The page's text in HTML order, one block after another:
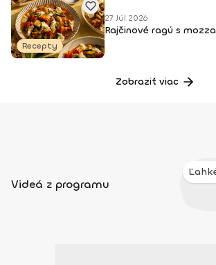
Recepty
27 Júl 2026
Rajčinové ragú s
Zobraziť viac
Videá z programu